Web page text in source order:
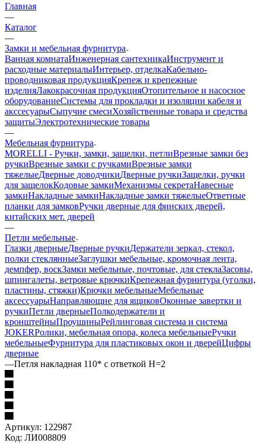
Главная
—
Каталог
—
Замки и мебельная фурнитура
Ванная комнатаИнженерная сантехникаИнструмент и
расходные материалыИнтерьер, отделкаКабельно-
проводниковая продукцияКрепеж и крепежные
изделияЛакокрасочная продукцияОтопительное и насосное
оборудованиеСистемы для прокладки и изоляции кабеля и
акссесуарыСыпучие смесиХозяйственные товара и средства
защитыЭлектротехнические товары
—
Мебельная фурнитура
MORELLI - Ручки, замки, защелки, петлиВрезные замки без
ручкиВрезные замки с ручкамиВрезные замки
тяжелыеДверные доводчикиДверные ручкиЗащелки, ручки
для защелокКодовые замкиМеханизмы секретаНавесные
замкиНакладные замкиНакладные замки тяжелыеОтветные
планки для замковРучки дверные для финских дверей,
китайских мет. дверей
—
Петли мебельные
Глазки дверныеДверные ручкиДержатели зеркал, стекол,
полки стеклянныеЗаглушки мебельные, кромочная лента,
демпфер, воскЗамки мебельные, почтовые, для стеклаЗасовы,
шпингалеты, ветровые крючкиКрепежная фурнитура (уголки,
пластины, стяжки)Крючки мебельныеМебельные
аксессуарыНаправляющие для ящиковОконные завертки и
ручкиПетли дверныеПолкодержатели и
кронштейныПроушиныРейлинговая система и система
JOKERРолики, мебельная опора, колеса мебельныеРучки
мебельныеФурнитура для пластиковых окон и дверейЦифры
дверные
—Петля накладная 110* с ответкой H=2
Артикул: 122987
Код: ЛИ008809